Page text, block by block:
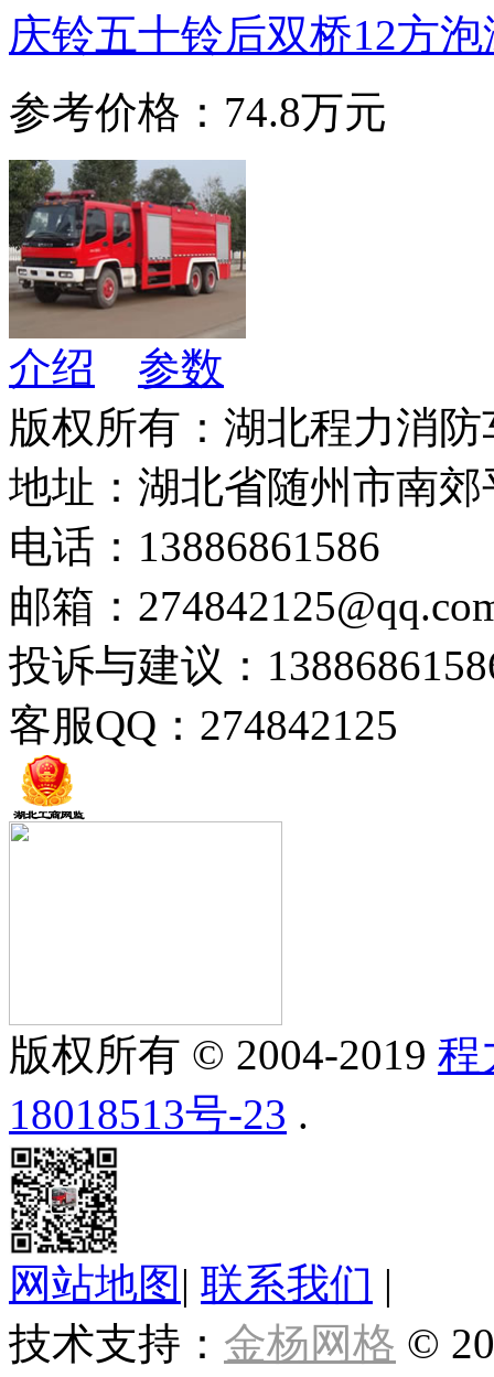
庆铃五十铃后双桥12方
参考价格：74.8万元
介绍
参数
版权所有：湖北程力消
地址：湖北省随州市南
电话：13886861586
邮箱：
投诉与建议：
客服QQ：274842125
版权所有 © 2004-2019 程
18018513号-23 .
网站地图 | 联系我们 |
技术支持： 金杨网格 ©